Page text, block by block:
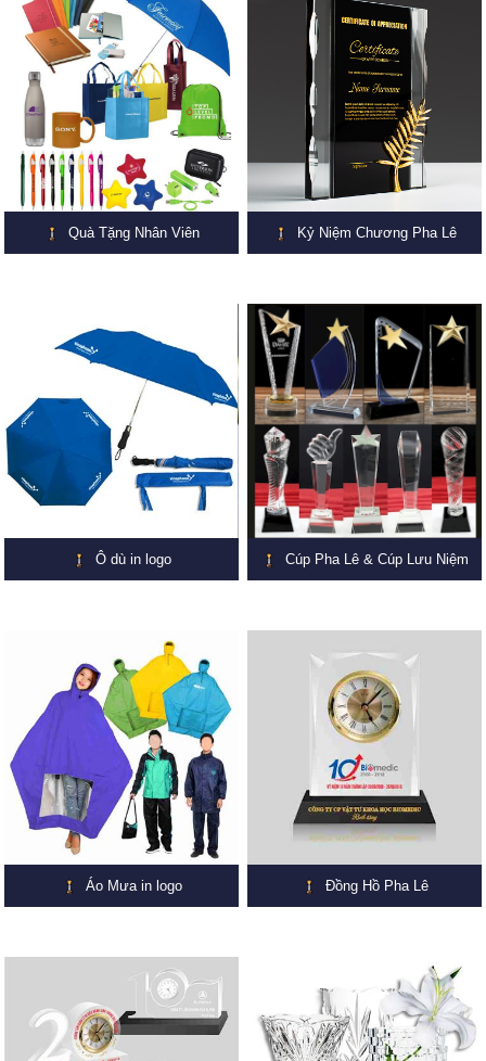
Quà Tặng Nhân Viên Kỷ Niệm Chương Pha Lê
Ô dù in logo Cúp Pha Lê & Cúp Lưu Niệm
Áo Mưa in logo Đồng Hồ Pha Lê